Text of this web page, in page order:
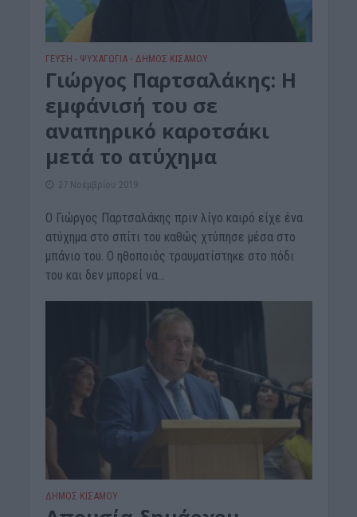
ΓΕΎΣΗ - ΨΥΧΑΓΩΓΊΑ • ΔΉΜΟΣ ΚΙΣΆΜΟΥ
Γιώργος Παρτσαλάκης: Η
εμφάνισή του σε
αναπηρικό καροτσάκι
μετά το ατύχημα
27 Νοεμβρίου 2019
Ο Γιώργος Παρτσαλάκης πριν λίγο καιρό είχε ένα
ατύχημα στο σπίτι του καθώς χτύπησε μέσα στο
μπάνιο του. Ο ηθοποιός τραυματίστηκε στο πόδι
του και δεν μπορεί να...
ΔΉΜΟΣ ΚΙΣΆΜΟΥ